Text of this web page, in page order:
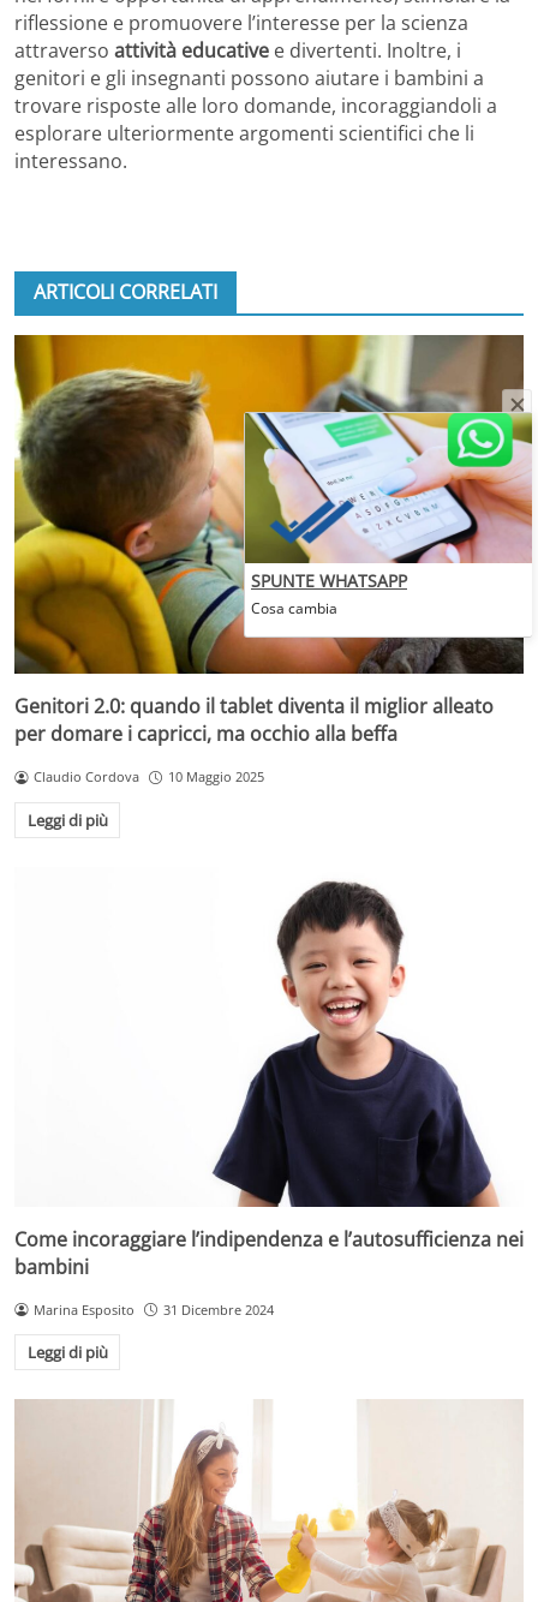
riflessione e promuovere l’interesse per la scienza
attraverso attività educative e divertenti. Inoltre, i
genitori e gli insegnanti possono aiutare i bambini a
trovare risposte alle loro domande, incoraggiandoli a
esplorare ulteriormente argomenti scientifici che li
interessano.
ARTICOLI CORRELATI
Genitori 2.0: quando il tablet diventa il miglior alleato
per domare i capricci, ma occhio alla beffa
Claudio Cordova 10 Maggio 2025
Leggi di più
Come incoraggiare l’indipendenza e l’autosufficienza nei
bambini
Marina Esposito 31 Dicembre 2024
Leggi di più
SPUNTE WHATSAPP
Cosa cambia